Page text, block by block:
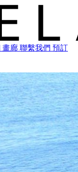
畫廊 聯繫我們 預訂